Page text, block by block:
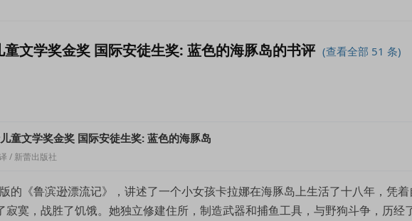
童文学奖金奖 国际安徒生奖: 蓝色的海豚岛的书评 (查看全部 51 条)
童文学奖金奖 国际安徒生奖: 蓝色的海豚岛
/ 新蕾出版社
的《鲁滨逊漂流记》，讲述了一个小女孩卡拉娜在海豚岛上生活了十八年，凭
寂寞，战胜了饥饿。她独立修建住所，制造武器和捕鱼工具，与野狗斗争，历经